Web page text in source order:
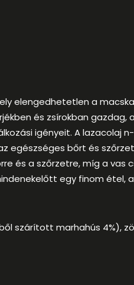
elengedhetetlen a
és zsírokban
igényeit. A lazacolaj
egészséges bőrt és
és a szőrzetre, míg a
egy finom étel,
szárított marhahús 4%),